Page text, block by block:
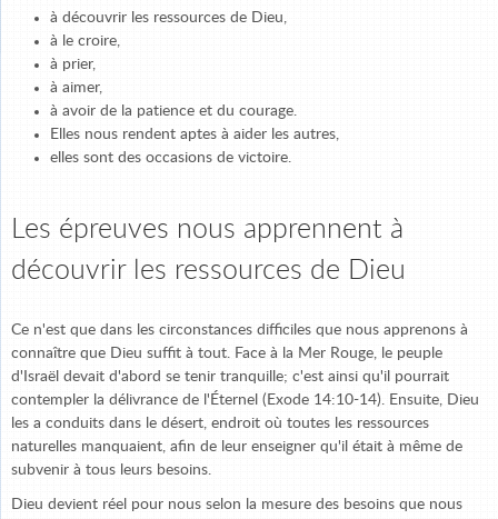
à découvrir les ressources de Dieu,
à le croire,
à prier,
à aimer,
à avoir de la patience et du courage.
Elles nous rendent aptes à aider les autres,
elles sont des occasions de victoire.
Les épreuves nous apprennent à
découvrir les ressources de Dieu
Ce n'est que dans les circonstances difficiles que nous apprenons à
connaître que Dieu suffit à tout. Face à la Mer Rouge, le peuple
d'Israël devait d'abord se tenir tranquille; c'est ainsi qu'il pourrait
contempler la délivrance de l'Éternel (Exode 14:10-14). Ensuite, Dieu
les a conduits dans le désert, endroit où toutes les ressources
naturelles manquaient, afin de leur enseigner qu'il était à même de
subvenir à tous leurs besoins.
Dieu devient réel pour nous selon la mesure des besoins que nous